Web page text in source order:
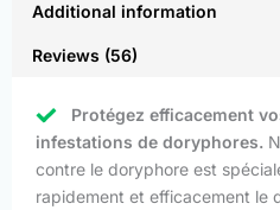
Additional information
Reviews (56)
Protégez efficacement
infestations de doryphores.
contre le doryphore est
rapidement et efficacement le